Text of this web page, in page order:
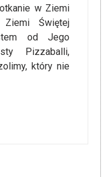
w Ziemi
Świętej
od Jego
Pizzaballi,
który nie